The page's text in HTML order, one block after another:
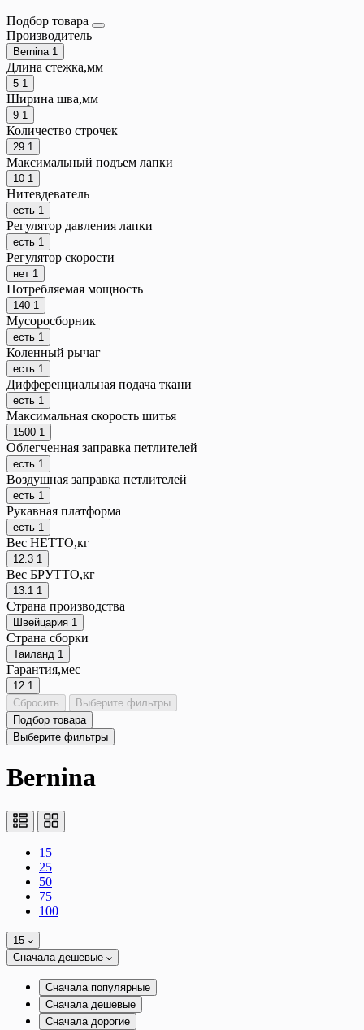
Подбор товара
Производитель
Bernina 1
Длина стежка,мм
5 1
Ширина шва,мм
9 1
Количество строчек
29 1
Максимальный подъем лапки
10 1
Нитевдеватель
есть 1
Регулятор давления лапки
есть 1
Регулятор скорости
нет 1
Потребляемая мощность
140 1
Мусоросборник
есть 1
Коленный рычаг
есть 1
Дифференциальная подача ткани
есть 1
Максимальная скорость шитья
1500 1
Облегченная заправка петлителей
есть 1
Воздушная заправка петлителей
есть 1
Рукавная платформа
есть 1
Вес НЕТТО,кг
12.3 1
Вес БРУТТО,кг
13.1 1
Страна производства
Швейцария 1
Страна сборки
Таиланд 1
Гарантия,мес
12 1
Сбросить
Выберите фильтры
Подбор товара
Выберите фильтры
Bernina
15
25
50
75
100
15
Сначала дешевые
Сначала популярные
Сначала дешевые
Сначала дорогие